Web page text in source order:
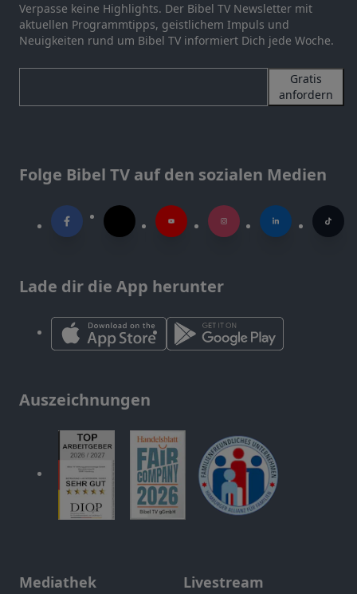
Verpasse keine Highlights. Der Bibel TV Newsletter mit
aktuellen Programmtipps, geistlichem Impuls und
Neuigkeiten rund um Bibel TV informiert Dich jede Woche.
Gratis
anfordern
Folge Bibel TV auf den sozialen Medien
Lade dir die App herunter
Auszeichnungen
Mediathek Livestream